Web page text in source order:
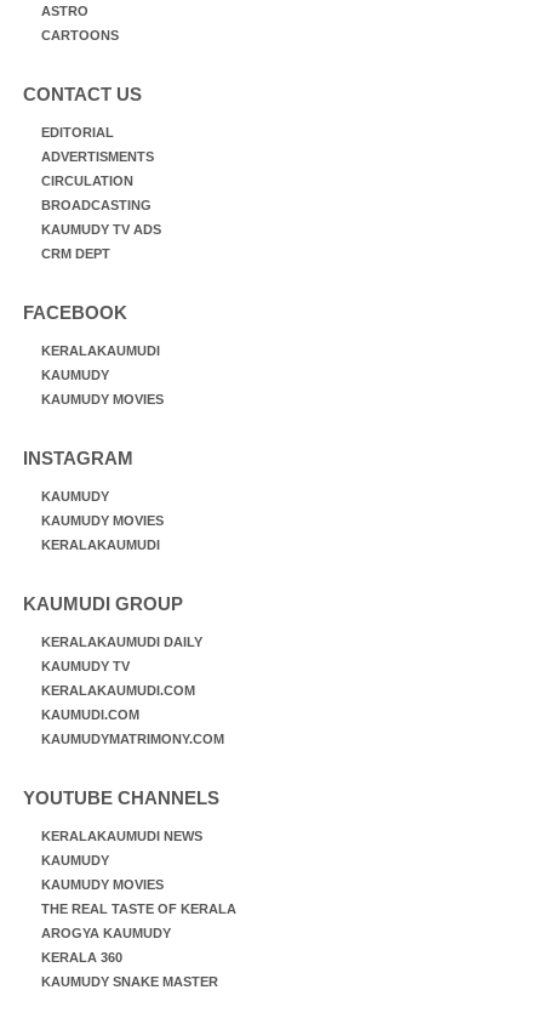
ASTRO
CARTOONS
CONTACT US
EDITORIAL
ADVERTISMENTS
CIRCULATION
BROADCASTING
KAUMUDY TV ADS
CRM DEPT
FACEBOOK
KERALAKAUMUDI
KAUMUDY
KAUMUDY MOVIES
INSTAGRAM
KAUMUDY
KAUMUDY MOVIES
KERALAKAUMUDI
KAUMUDI GROUP
KERALAKAUMUDI DAILY
KAUMUDY TV
KERALAKAUMUDI.COM
KAUMUDI.COM
KAUMUDYMATRIMONY.COM
YOUTUBE CHANNELS
KERALAKAUMUDI NEWS
KAUMUDY
KAUMUDY MOVIES
THE REAL TASTE OF KERALA
AROGYA KAUMUDY
KERALA 360
KAUMUDY SNAKE MASTER